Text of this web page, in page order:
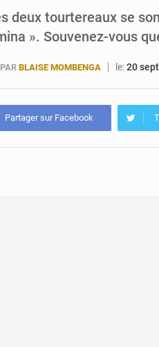
deux tourtereaux se
». Souvenez-vous
BLAISE MOMBENGA le:20
Partager sur Facebook